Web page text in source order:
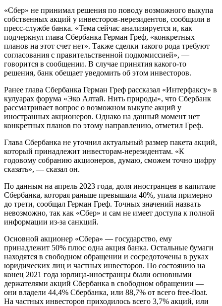
«Сбер» не принимал решения по поводу возможного выкупа
собственных акций у инвесторов-нерезидентов, сообщили в
пресс-службе банка. «Тема сейчас анализируется и, как
подчеркнул глава Сбербанка Герман Греф, «конкретных
планов на этот счет нет». Также сделки такого рода требуют
согласования с правительственной подкомиссией», —
говорится в сообщении. В случае принятия какого-то
решения, банк обещает уведомить об этом инвесторов.
Ранее глава Сбербанка Герман Греф рассказал «Интерфаксу» в
кулуарах форума «Эко Алтай. Нить природы», что Сбербанк
рассматривает вопрос о возможном выкупе акций у
иностранных акционеров. Однако на данный момент нет
конкретных планов по этому направлению, отметил Греф.
Глава Сбербанка не уточнил актуальный размер пакета акций,
который принадлежит инвесторам-нерезидентам. «К
годовому собранию акционеров, думаю, сможем точно цифру
сказать», — сказал он.
По данным на апрель 2023 года, доля иностранцев в капитале
Сбербанка, которая раньше превышала 40%, упала примерно
до трети, сообщал Герман Греф. Точных значений назвать
невозможно, так как «Сбер» и сам не имеет доступа к полной
информации из-за санкций.
Основной акционер «Сбера» — государство, ему
принадлежит 50% плюс одна акция банка. Остальные бумаги
находятся в свободном обращении и сосредоточены в руках
юридических лиц и частных инвесторов. По состоянию на
конец 2021 года юрлица-иностранцы были основными
держателями акций Сбербанка в свободном обращении —
они владели 44,4% Сбербанка, или 88,7% от всего free-float.
На частных инвесторов приходилось всего 3,7% акций, или